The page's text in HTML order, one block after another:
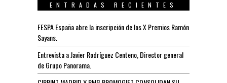
ENTRADAS RECIENTES
FESPA España abre la inscripción de los X Premios Ramón
Sayans.
Entrevista a Javier Rodríguez Centeno, Director general
de Grupo Panorama.